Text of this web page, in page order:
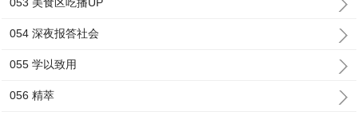
054 深夜报答社会
055 学以致用
056 精萃